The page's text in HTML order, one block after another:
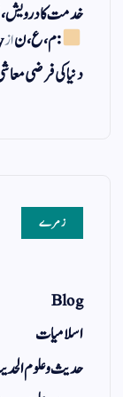
خدمت کا درویش،
: م ، ع ، ناز
دنیا کی فرضی
زمرے
Blog
اسلامیات
حدیث و علوم